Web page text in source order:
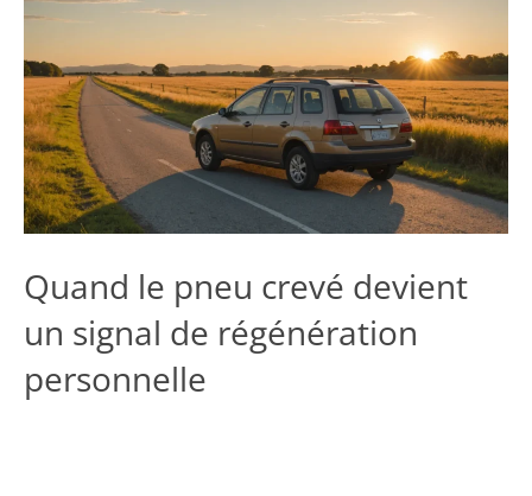
Quand le pneu crevé devient
un signal de régénération
personnelle